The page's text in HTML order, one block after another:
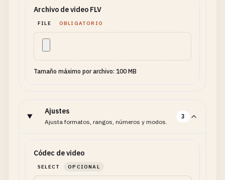
Archivo de video FLV
FILE OBLIGATORIO
Tamaño máximo por archivo: 100 MB
Ajustes
Ajusta formatos, rangos, números y modos.
3
Códec de video
SELECT OPCIONAL